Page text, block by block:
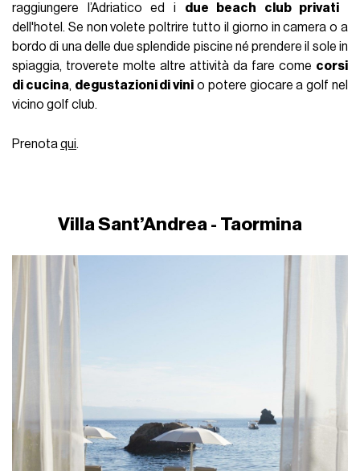
raggiungere l’Adriatico ed i due beach club privati
dell'hotel. Se non volete poltrire tutto il giorno in camera o a
bordo di una delle due splendide piscine né prendere il sole in
spiaggia, troverete molte altre attività da fare come corsi
di cucina, degustazioni di vini o potere giocare a golf nel
vicino golf club.
Prenotaqui.
Villa Sant’Andrea - Taormina